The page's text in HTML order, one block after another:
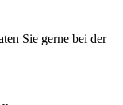
Sie gerne bei der